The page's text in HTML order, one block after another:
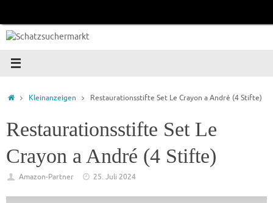
springen
Startseite
Kleinanzeigen Restaurationsstifte Set Le Crayon a André (4 Stifte)
Restaurationsstifte Set Le
Crayon a André (4 Stifte)
Amazon-Partner 25. Juli 2024